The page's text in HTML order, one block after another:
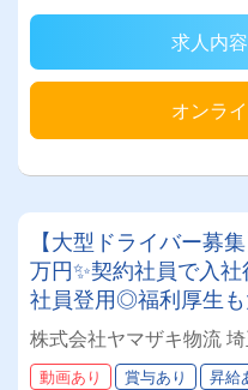
求人内
オンラ
【大型ドライバー募
万円✨契約社員で入
社員登用◎福利厚生
年間休日１１３日以
ループで安定勤務し
株式会社ヤマザキ物流
動画あり 賞与あり 昇給